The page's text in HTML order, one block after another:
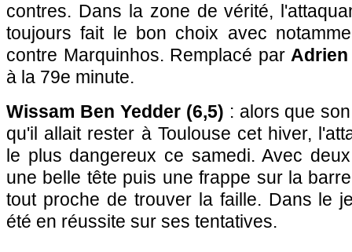
contres. Dans la zone de vérité,
toujours fait le bon choix avec
contre Marquinhos. Remplacé par
à la 79e minute.
Wissam Ben Yedder (6,5) : alors que
qu'il allait rester à Toulouse cet hiver,
le plus dangereux ce samedi. Avec
une belle tête puis une frappe sur la
tout proche de trouver la faille. Dans le
été en réussite sur ses tentatives.